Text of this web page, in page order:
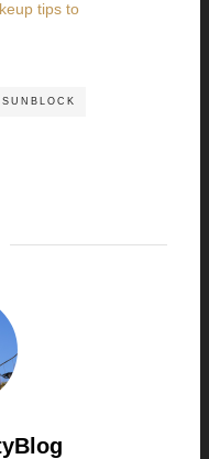
tips to
SUNBLOCK